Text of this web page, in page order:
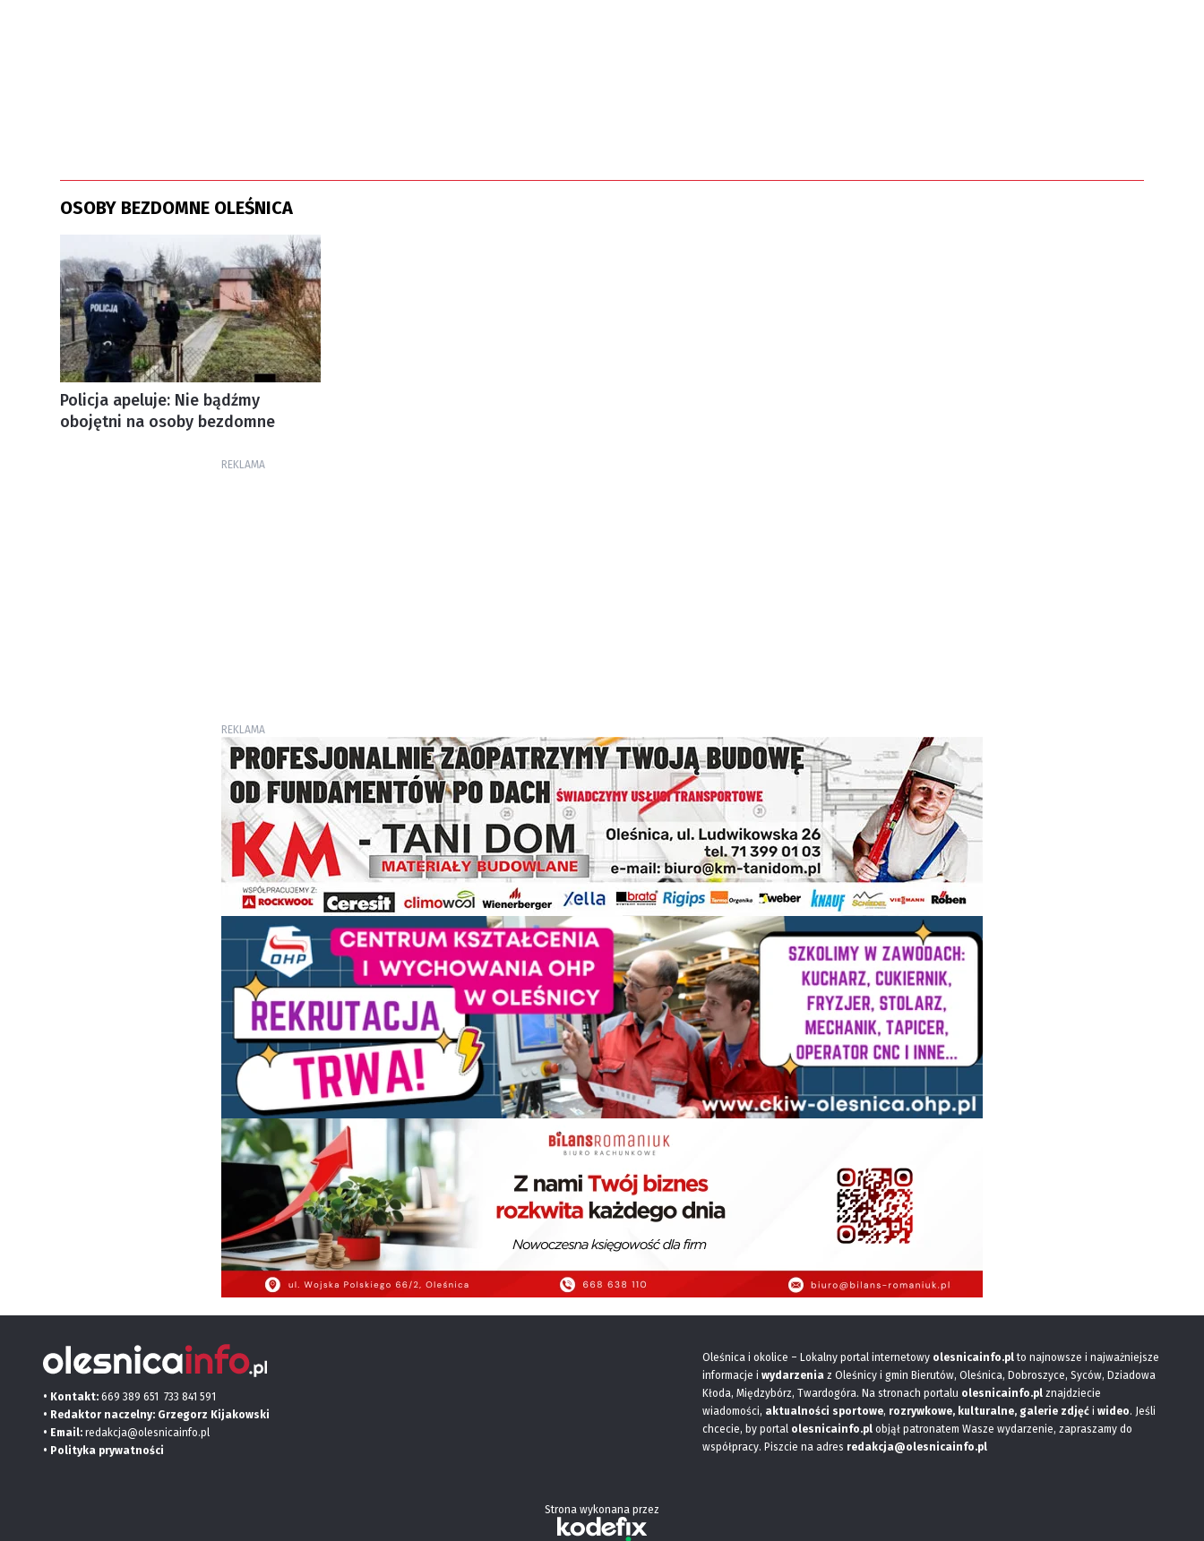
OSOBY BEZDOMNE OLEŚNICA
Policja apeluje: Nie bądźmy
obojętni na osoby bezdomne
REKLAMA
REKLAMA
• Kontakt: 669 389 651 733 841 591
• Redaktor naczelny: Grzegorz Kijakowski
• Email: redakcja@olesnicainfo.pl
• Polityka prywatności
Oleśnica i okolice – Lokalny portal internetowy olesnicainfo.plto najnowsze i najważniejsze
informacje i wydarzenia z Oleśnicy i gmin Bierutów, Oleśnica, Dobroszyce, Syców, Dziadowa
Kłoda, Międzybórz, Twardogóra. Na stronach portalu olesnicainfo.pl znajdziecie
wiadomości, aktualności sportowe, rozrywkowe, kulturalne, galerie zdjęć i wideo. Jeśli
chcecie, by portal olesnicainfo.pl objął patronatem Wasze wydarzenie, zapraszamy do
współpracy. Piszcie na adres redakcja@olesnicainfo.pl
Strona wykonana przez